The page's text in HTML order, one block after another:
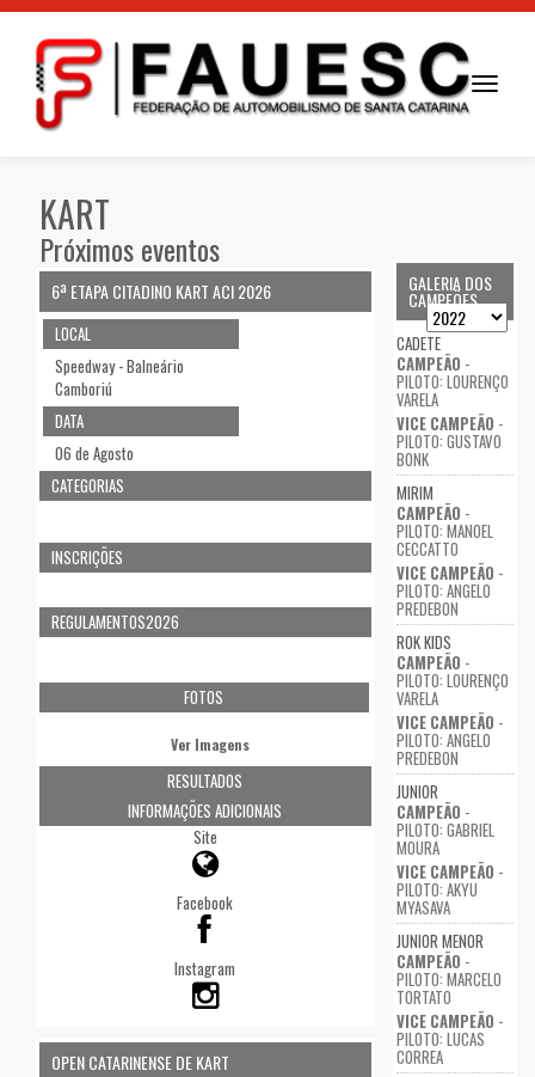
Toggle
KART
Próximos eventos
6ª ETAPA CITADINO KART ACI 2026
LOCAL
Speedway - Balneário
Camboriú
DATA
06 de Agosto
CATEGORIAS
INSCRIÇÕES
REGULAMENTOS2026
FOTOS
Ver Imagens
RESULTADOS
INFORMAÇÕES ADICIONAIS
Site
Facebook
Instagram
OPEN CATARINENSE DE KART
GALERIA DOS
CAMPEÕES
CADETE
CAMPEÃO -
PILOTO: LOURENÇO
VARELA
VICE CAMPEÃO -
PILOTO: GUSTAVO
BONK
MIRIM
CAMPEÃO -
PILOTO: MANOEL
CECCATTO
VICE CAMPEÃO -
PILOTO: ANGELO
PREDEBON
ROK KIDS
CAMPEÃO -
PILOTO: LOURENÇO
VARELA
VICE CAMPEÃO -
PILOTO: ANGELO
PREDEBON
JUNIOR
CAMPEÃO -
PILOTO: GABRIEL
MOURA
VICE CAMPEÃO -
PILOTO: AKYU
MYASAVA
JUNIOR MENOR
CAMPEÃO -
PILOTO: MARCELO
TORTATO
VICE CAMPEÃO -
PILOTO: LUCAS
CORREA